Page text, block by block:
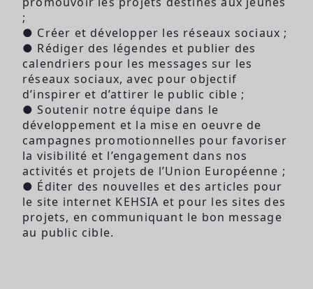
;
● Créer et développer les réseaux sociaux ;
● Rédiger des légendes et publier des
calendriers pour les messages sur les
réseaux sociaux, avec pour objectif
d’inspirer et d’attirer le public cible ;
● Soutenir notre équipe dans le
développement et la mise en oeuvre de
campagnes promotionnelles pour favoriser
la visibilité et l’engagement dans nos
activités et projets de l’Union Européenne ;
● Éditer des nouvelles et des articles pour
le site internet KEHSIA et pour les sites des
projets, en communiquant le bon message
au public cible.